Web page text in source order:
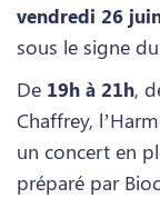
vendredi 26
sous le signe
De 19h à 21h,
Chaffrey,
un concert en
préparé par